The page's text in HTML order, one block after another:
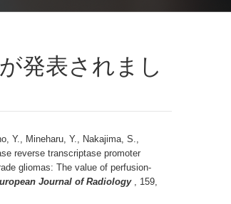
Y., Mineharu, Y., Nakajima, S.,
reverse transcriptase promoter
gliomas: The value of perfusion-
Journal of Radiology , 159,